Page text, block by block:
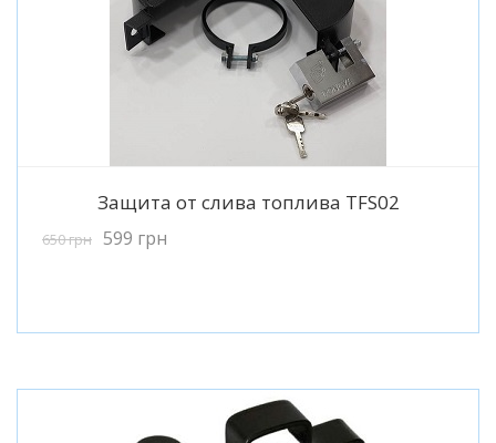
Подробнее
Защита от слива топлива TFS02
650грн 599 грн